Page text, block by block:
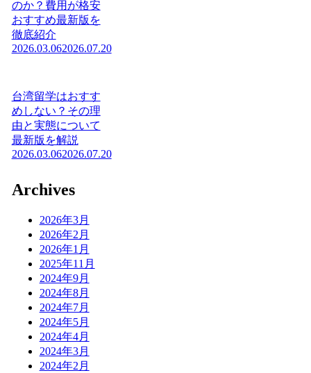
のか？費用が格安
おすすめ最新版を
徹底紹介
2026.03.062026.07.20
台湾留学はおすす
めしない？その理
由と実態について
最新版を解説
2026.03.062026.07.20
Archives
2026年3月
2026年2月
2026年1月
2025年11月
2024年9月
2024年8月
2024年7月
2024年5月
2024年4月
2024年3月
2024年2月